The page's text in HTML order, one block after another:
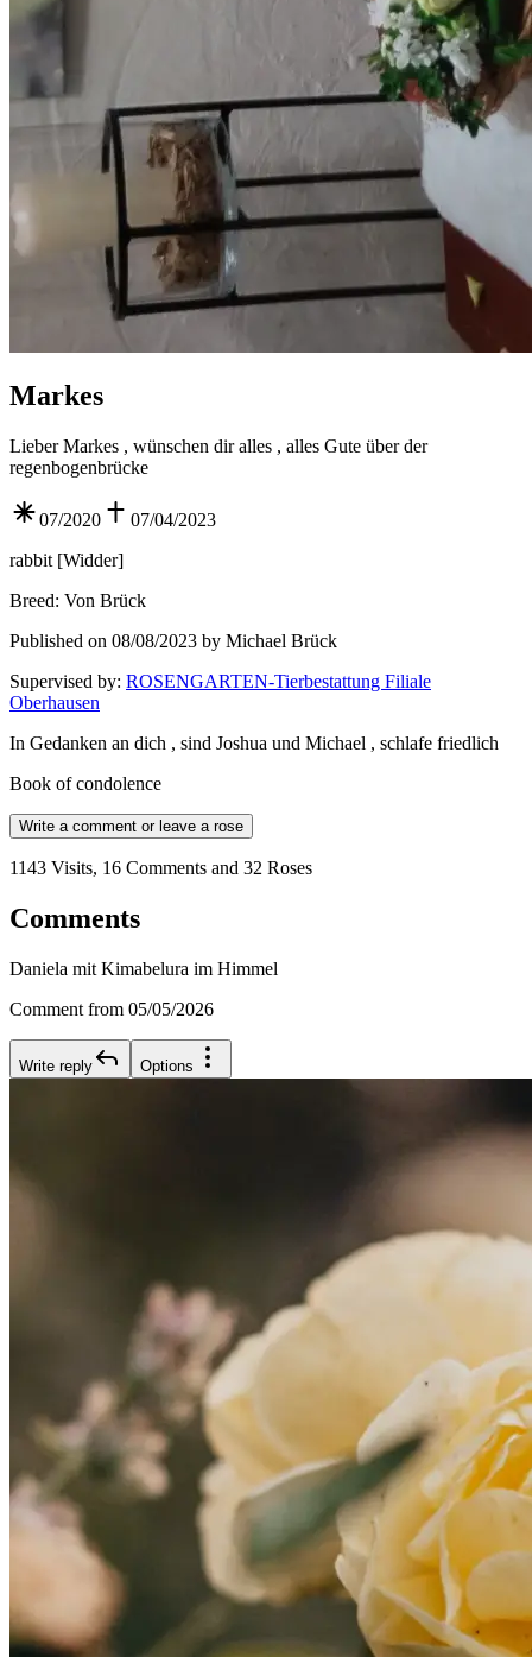
Markes
Lieber Markes , wünschen dir alles , alles Gute über der
regenbogenbrücke
07/2020
07/04/2023
rabbit [Widder]
Breed: Von Brück
Published on 08/08/2023 by Michael Brück
Supervised by: ROSENGARTEN-Tierbestattung Filiale
Oberhausen
In Gedanken an dich , sind Joshua und Michael , schlafe friedlich
Book of condolence
Write a comment or leave a rose
1143 Visits, 16 Comments and 32 Roses
Comments
Daniela mit Kimabelura im Himmel
Comment from 05/05/2026
Write reply Options